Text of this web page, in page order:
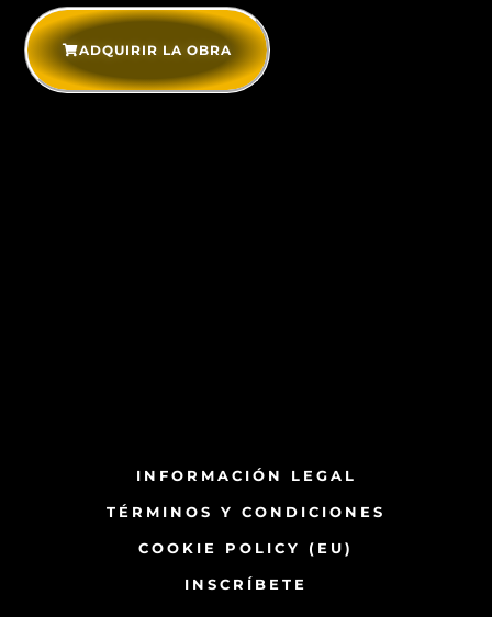
ADQUIRIR LA OBRA
INFORMACIÓN LEGAL
TÉRMINOS Y CONDICIONES
COOKIE POLICY (EU)
INSCRÍBETE​